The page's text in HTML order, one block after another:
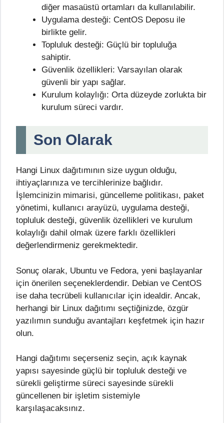
diğer masaüstü ortamları da kullanılabilir.
Uygulama desteği: CentOS Deposu ile
birlikte gelir.
Topluluk desteği: Güçlü bir topluluğa
sahiptir.
Güvenlik özellikleri: Varsayılan olarak
güvenli bir yapı sağlar.
Kurulum kolaylığı: Orta düzeyde zorlukta bir
kurulum süreci vardır.
Son Olarak
Hangi Linux dağıtımının size uygun olduğu,
ihtiyaçlarınıza ve tercihlerinize bağlıdır.
İşlemcinizin mimarisi, güncelleme politikası, paket
yönetimi, kullanıcı arayüzü, uygulama desteği,
topluluk desteği, güvenlik özellikleri ve kurulum
kolaylığı dahil olmak üzere farklı özellikleri
değerlendirmeniz gerekmektedir.
Sonuç olarak, Ubuntu ve Fedora, yeni başlayanlar
için önerilen seçeneklerdendir. Debian ve CentOS
ise daha tecrübeli kullanıcılar için idealdir. Ancak,
herhangi bir Linux dağıtımı seçtiğinizde, özgür
yazılımın sunduğu avantajları keşfetmek için hazır
olun.
Hangi dağıtımı seçerseniz seçin, açık kaynak
yapısı sayesinde güçlü bir topluluk desteği ve
sürekli geliştirme süreci sayesinde sürekli
güncellenen bir işletim sistemiyle
karşılaşacaksınız.